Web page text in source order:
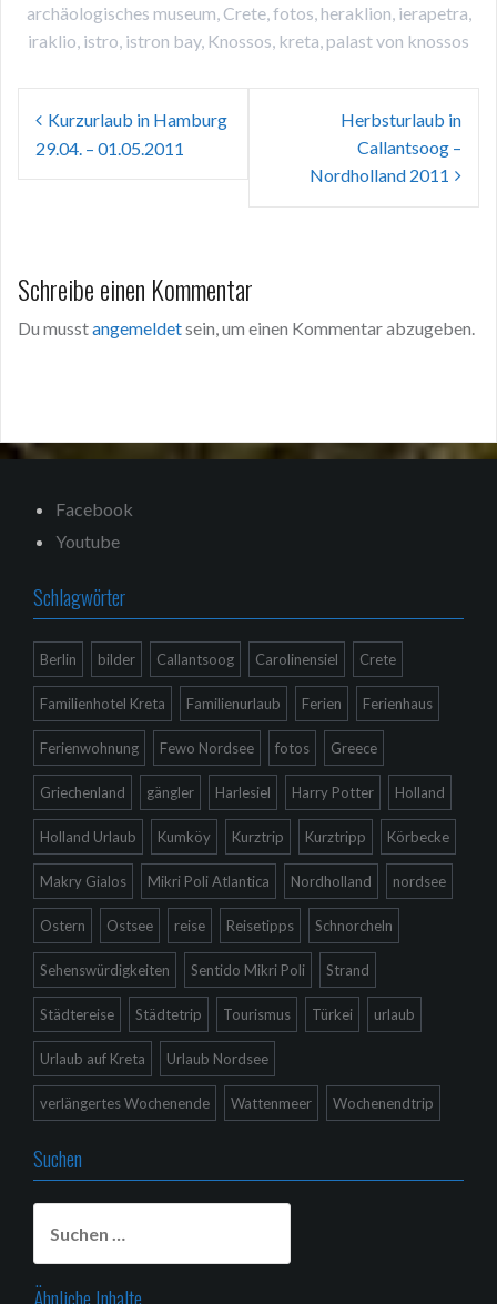
archäologisches museum, Crete,fotos,heraklion, ierapetra,
iraklio, istro, istron bay, Knossos, kreta,palast von knossos
Beitragsnavigation
Kurzurlaub in Hamburg
29.04. – 01.05.2011
Herbsturlaub in
Callantsoog –
Nordholland 2011
Schreibe einen Kommentar
Du musstangemeldetsein, um einen Kommentar abzugeben.
Facebook
Youtube
Schlagwörter
Berlin bilder Callantsoog Carolinensiel Crete
Familienhotel Kreta Familienurlaub Ferien Ferienhaus
Ferienwohnung Fewo Nordsee fotos Greece
Griechenland gängler Harlesiel Harry Potter Holland
Holland Urlaub Kumköy Kurztrip Kurztripp Körbecke
Makry Gialos Mikri Poli Atlantica Nordholland nordsee
Ostern Ostsee reise Reisetipps Schnorcheln
Sehenswürdigkeiten Sentido Mikri Poli Strand
Städtereise Städtetrip Tourismus Türkei urlaub
Urlaub auf Kreta Urlaub Nordsee
verlängertes Wochenende Wattenmeer Wochenendtrip
Suchen
nach:
Ähnliche Inhalte